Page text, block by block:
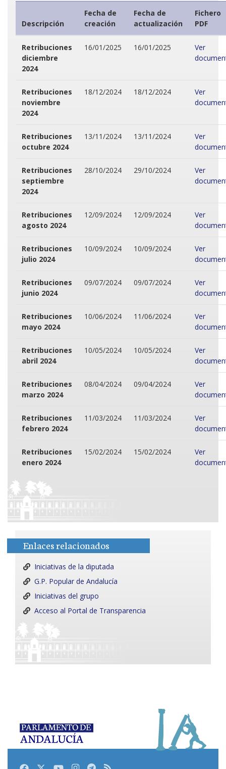
Descripción
Fecha de
creación
Fecha de
actualización
Fichero
PDF
Retribuciones
diciembre
2024
16/01/2025 16/01/2025
Ver
Retribuciones
noviembre
2024
18/12/2024 18/12/2024
Ver
Retribuciones
octubre 2024
13/11/2024 13/11/2024
Ver
Retribuciones
septiembre
2024
28/10/2024 29/10/2024
Ver
Retribuciones
agosto 2024
12/09/2024 12/09/2024
Ver
Retribuciones
julio 2024
10/09/2024 10/09/2024
Ver
Retribuciones
junio 2024
09/07/2024 09/07/2024
Ver
Retribuciones
mayo 2024
10/06/2024 11/06/2024
Ver
Retribuciones
abril 2024
10/05/2024 10/05/2024
Ver
Retribuciones
marzo 2024
08/04/2024 09/04/2024
Ver
Retribuciones
febrero 2024
11/03/2024 11/03/2024
Ver
Retribuciones
enero 2024
15/02/2024 15/02/2024
Ver
Enlaces relacionados
Iniciativas de la diputada
G.P. Popular de Andalucía
Iniciativas del grupo
Acceso al Portal de Transparencia